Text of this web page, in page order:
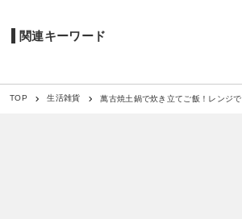
関連キーワード
TOP 生活雑貨 萬古焼土鍋で炊き立てご飯！レンジ